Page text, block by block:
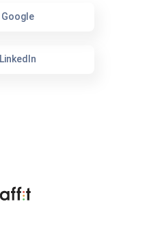
Google
LinkedIn